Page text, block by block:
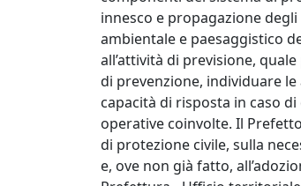
innesco e propagazione
ambientale e paesaggistico
all’attività di previsione,
di prevenzione, individuare
capacità di risposta in caso
operative coinvolte. Il
di protezione civile, sulla
e, ove non già fatto,